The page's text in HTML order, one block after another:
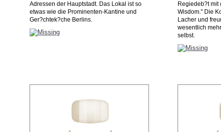
Adressen der Hauptstadt. Das Lokal ist so
etwas wie die Prominenten-Kantine und
Ger?chtek?che Berlins.
Regiedeb?t mit
Wisdom." Die
Lacher und
wesentlich
selbst.